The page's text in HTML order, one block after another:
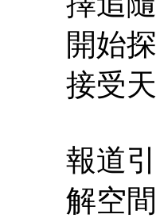
開始
接受
報道
解空